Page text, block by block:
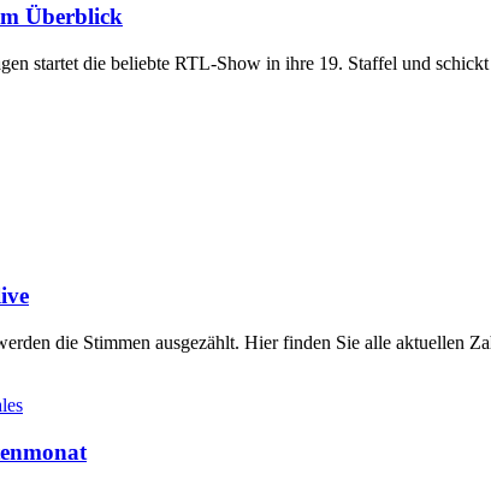
Überblick
startet die beliebte RTL-Show in ihre 19. Staffel und
die Stimmen ausgezählt. Hier finden Sie alle aktuellen